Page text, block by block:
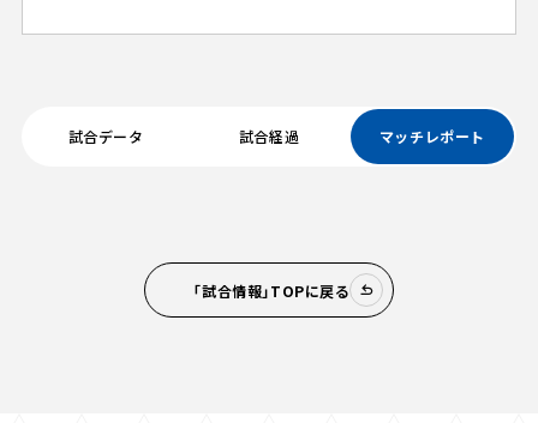
試合データ 試合経過 マッチレポート
「試合情報」TOPに戻る